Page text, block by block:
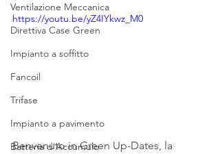
Ventilazione Meccanica
Direttiva Case Green
Impianto a soffitto
Fancoil
Trifase
Impianto a pavimento
Batteria d'Accumulo
https://youtu.be/yZ4IYkwz_M0
Benvenuto in Green Up-Dates, la